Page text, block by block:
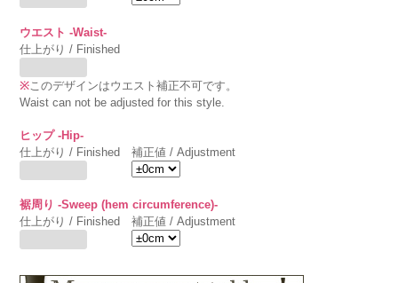
ウエスト -Waist-
仕上がり / Finished
※このデザインはウエスト補正不可です。
Waist can not be adjusted for this style.
ヒップ -Hip-
仕上がり / Finished
補正値 / Adjustment
裾周り -Sweep (hem circumference)-
仕上がり / Finished
補正値 / Adjustment